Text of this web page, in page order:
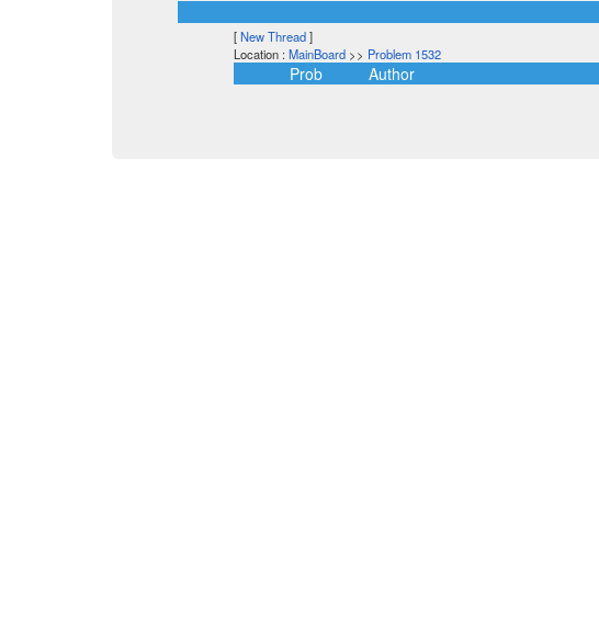
[New Thread]
Location : MainBoard >> Problem 1532
Prob Author